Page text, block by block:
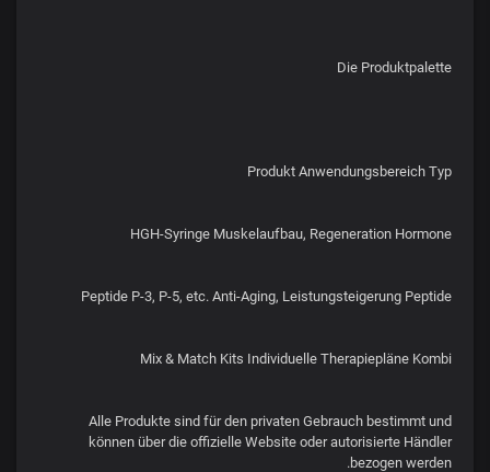
Die Produktpalette
Produkt Anwendungsbereich Typ
HGH-Syringe Muskelaufbau, Regeneration Hormone
Peptide P-3, P-5, etc. Anti-Aging, Leistungsteigerung Peptide
Mix & Match Kits Individuelle Therapiepläne Kombi
Alle Produkte sind für den privaten Gebrauch bestimmt und
können über die offizielle Website oder autorisierte Händler
bezogen werden.